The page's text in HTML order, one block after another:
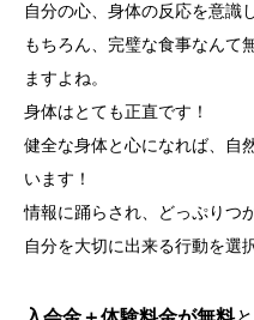
自分の心、身体の反応を意識
もちろん、完璧な食事なんて
ますよね。
身体はとても正直です！
健全な身体と心になれば、自
います！
情報に踊らされ、どっぷりつ
自分を大切に出来る行動を選